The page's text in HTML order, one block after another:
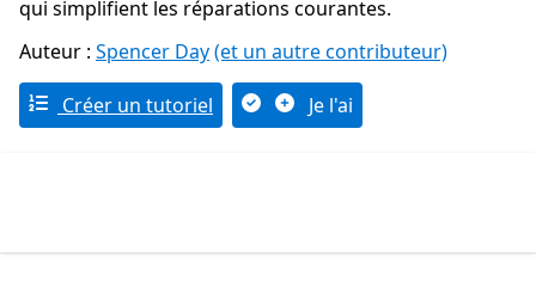
qui simplifient les réparations courantes.
Auteur : Spencer Day(et un autre contributeur)
Créer un tutoriel Je l'ai